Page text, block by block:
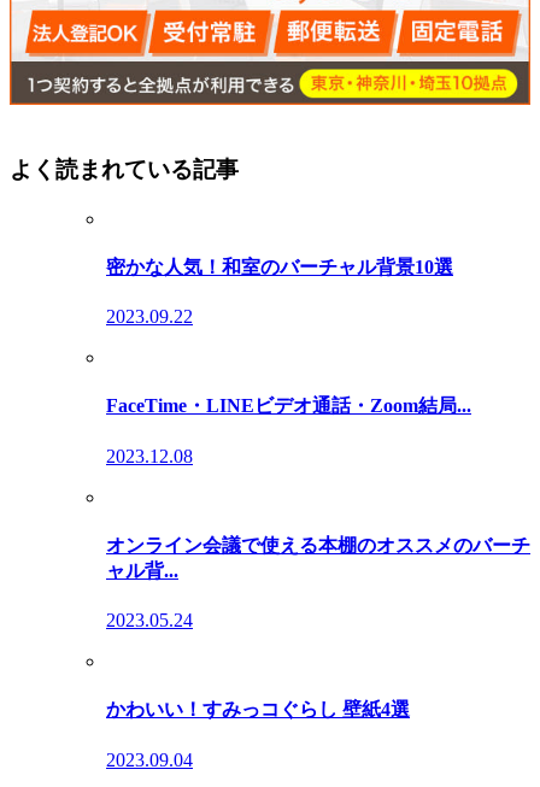
よく読まれている記事
密かな人気！和室のバーチャル背景10選
2023.09.22
FaceTime・LINEビデオ通話・Zoom結局...
2023.12.08
オンライン会議で使える本棚のオススメのバーチ
ャル背...
2023.05.24
かわいい！すみっコぐらし 壁紙4選
2023.09.04